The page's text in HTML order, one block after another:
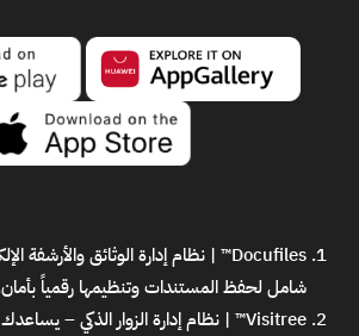
Docufiles™ | نظام إدارة الوثائق والأرشفة الإلكترونية المتكامل
شامل لحفظ المستندات وتنظيمها رقمياً
Visitree™ | نظام إدارة الزوار الذكي
– يساعدك